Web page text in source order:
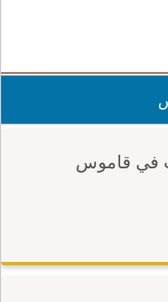
في قاموس